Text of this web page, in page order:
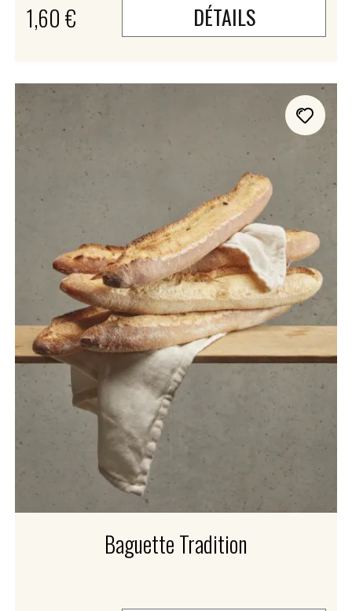
1,60 € DÉTAILS
Baguette Tradition